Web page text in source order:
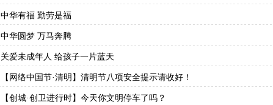
中华有福 勤劳是福
中华圆梦 万马奔腾
关爱未成年人 给孩子一片蓝天
【网络中国节·清明】清明节八项安全提示请收好！
【创城·创卫进行时】今天你文明停车了吗？